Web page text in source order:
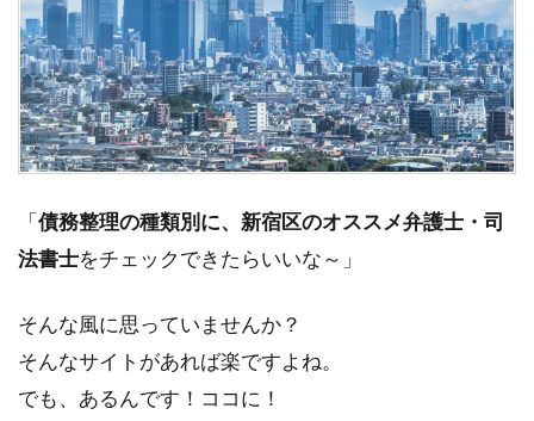
「債務整理の種類別に、新宿区のオススメ弁護士・司
法書士をチェックできたらいいな～」
そんな風に思っていませんか？
そんなサイトがあれば楽ですよね。
でも、あるんです！ココに！